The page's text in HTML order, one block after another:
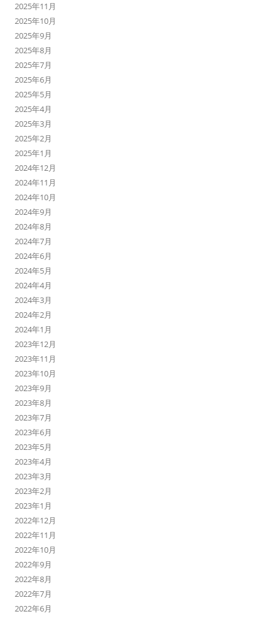
2025年11月
2025年10月
2025年9月
2025年8月
2025年7月
2025年6月
2025年5月
2025年4月
2025年3月
2025年2月
2025年1月
2024年12月
2024年11月
2024年10月
2024年9月
2024年8月
2024年7月
2024年6月
2024年5月
2024年4月
2024年3月
2024年2月
2024年1月
2023年12月
2023年11月
2023年10月
2023年9月
2023年8月
2023年7月
2023年6月
2023年5月
2023年4月
2023年3月
2023年2月
2023年1月
2022年12月
2022年11月
2022年10月
2022年9月
2022年8月
2022年7月
2022年6月